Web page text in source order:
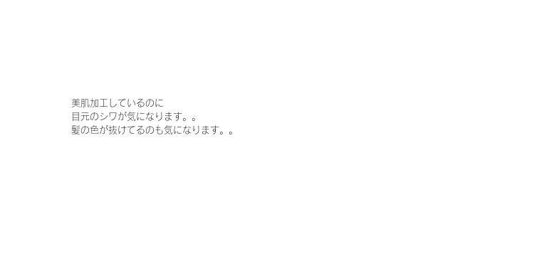
美肌加工しているのに
目元のシワが気になります。。
髪の色が抜けてるのも気になります。。